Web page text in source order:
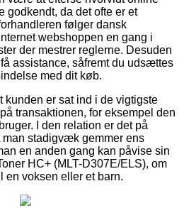
godkendt, da det ofte er et
følger dansk
webshoppen en gang i
der mestrer reglerne. Desuden
assistance, såfremt du udsættes
med dit køb.
kunden er sat ind i de vigtigste
transaktionen, for eksempel den
I den relation er det på
man stadigvæk gemmer ens
en anden gang kan påvise sin
HC+ (MLT-D307E/ELS), om
en voksen eller et barn.